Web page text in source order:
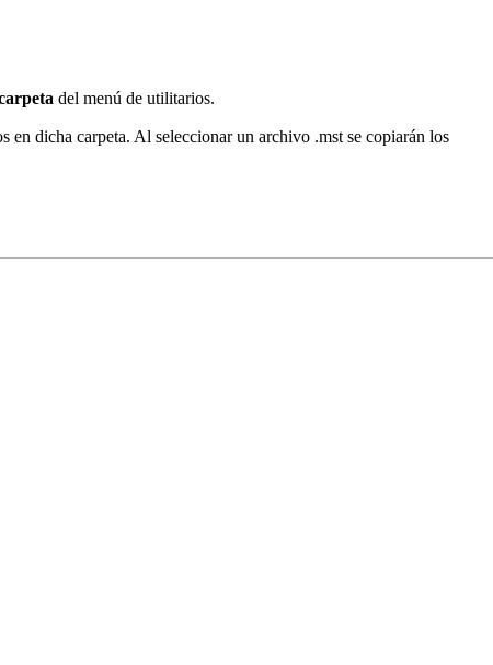
del menú de utilitarios.
en dicha carpeta. Al seleccionar un archivo .mst se copiarán los